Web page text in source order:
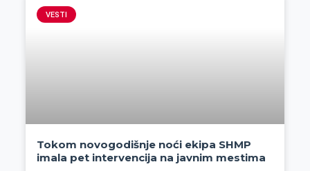
VESTI
Tokom novogodišnje noći ekipa SHMP
imala pet intervencija na javnim mestima